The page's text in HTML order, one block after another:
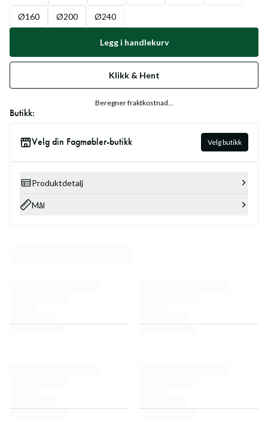
Ø160 Ø200 Ø240
Legg i handlekurv
Klikk & Hent
Beregner fraktkostnad...
Butikk:
Velg din Fagmøbler-butikk Velg butikk
Produktdetalj
Mål